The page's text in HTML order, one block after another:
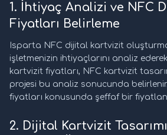
1. İhtiyaç Analizi ve NFC
Fiyatları Belirleme
Isparta NFC dijital kartvizit
işletmenizin ihtiyaçlarını analiz
kartvizit fiyatları, NFC kartvizit
projesi bu analiz sonucunda
fiyatları konusunda şeffaf bir
2. Dijital Kartvizit